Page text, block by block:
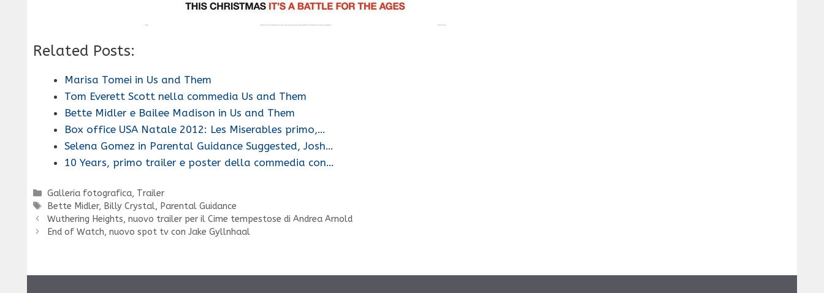
Related Posts:
Marisa Tomei in Us and Them
Tom Everett Scott nella commedia Us and Them
Bette Midler e Bailee Madison in Us and Them
Box office USA Natale 2012: Les Miserables primo,…
Selena Gomez in Parental Guidance Suggested, Josh…
10 Years, primo trailer e poster della commedia con…
Categorie
Galleria fotografica, Trailer
Tag
Bette Midler, Billy Crystal, Parental Guidance
Wuthering Heights, nuovo trailer per il Cime tempestose di Andrea Arnold
End of Watch, nuovo spot tv con Jake Gyllnhaal